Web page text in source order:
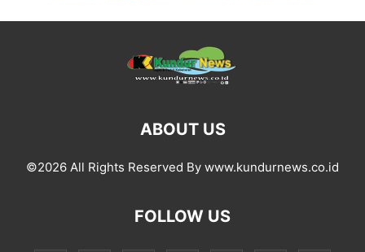
ABOUT US
©2026 All Rights Reserved By www.kundurnews.co.id
FOLLOW US